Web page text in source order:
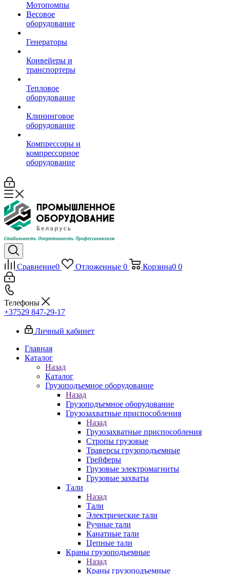
Мотопомпы
Весовое
оборудование
Генераторы
Конвейеры и
транспортеры
Тепловое
оборудование
Клининговое
оборудование
Компрессоры и
компрессорное
оборудование
Сравнение0 Отложенные 0 Корзина0 0
Телефоны
+37529 847-29-17‬
Личный кабинет
Главная
Каталог
Назад
Каталог
Грузоподъемное оборудование
Назад
Грузоподъемное оборудование
Грузозахватные приспособления
Назад
Грузозахватные приспособления
Стропы грузовые
Траверсы грузоподъемные
Грейферы
Грузовые электромагниты
Грузовые захваты
Тали
Назад
Тали
Электрические тали
Ручные тали
Канатные тали
Цепные тали
Краны грузоподъемные
Назад
Краны грузоподъемные